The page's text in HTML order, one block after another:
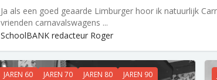
Ja als een goed geaarde Limburger hoor ik natuurlijk
vrienden carnavalswagens ...
SchoolBANK redacteur Roger
JAREN 60 JAREN 70 JAREN 80
JAREN 90